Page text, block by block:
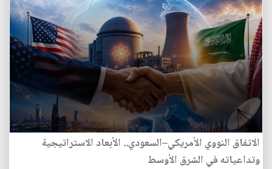
الاتفاق النووي الأمريكي–السعودي.. الأبعاد الاستراتيجية
وتداعياته في الشرق الأوسط